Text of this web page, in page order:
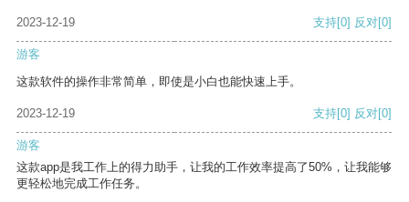
2023-12-19 支持[0] 反对[0]
游客
这款软件的操作非常简单，即使是小白也能快速上手。
2023-12-19 支持[0] 反对[0]
游客
这款app是我工作上的得力助手，让我的工作效率提高了50%，让我能够
更轻松地完成工作任务。